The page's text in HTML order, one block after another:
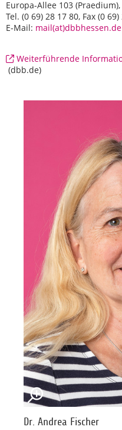
Europa-Allee 103
Tel. (0 69) 28 17 80, Fax (0
E-Mail: mail(at)dbbhessen.de
Weiterführende
(dbb.de)
Dr. Andrea Fischer